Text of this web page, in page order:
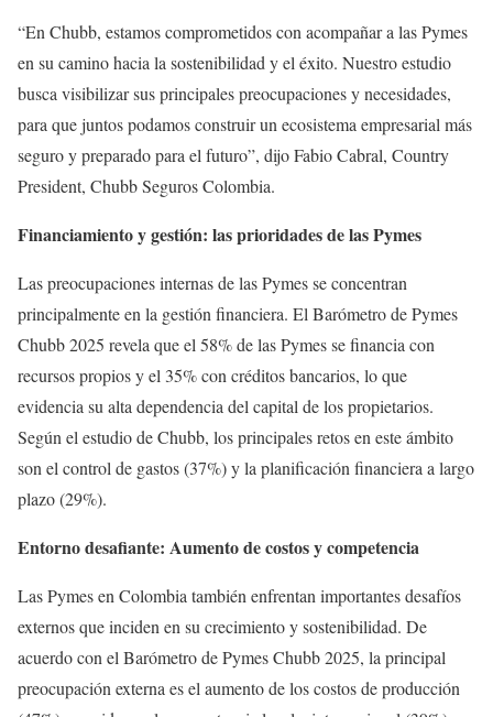
“En Chubb, estamos comprometidos con acompañar a las Pymes
en su camino hacia la sostenibilidad y el éxito. Nuestro estudio
busca visibilizar sus principales preocupaciones y necesidades,
para que juntos podamos construir un ecosistema empresarial más
seguro y preparado para el futuro”, dijo Fabio Cabral, Country
President, Chubb Seguros Colombia.
Financiamiento y gestión: las prioridades de las Pymes
Las preocupaciones internas de las Pymes se concentran
principalmente en la gestión financiera. El Barómetro de Pymes
Chubb 2025 revela que el 58% de las Pymes se financia con
recursos propios y el 35% con créditos bancarios, lo que
evidencia su alta dependencia del capital de los propietarios.
Según el estudio de Chubb, los principales retos en este ámbito
son el control de gastos (37%) y la planificación financiera a largo
plazo (29%).
Entorno desafiante: Aumento de costos y competencia
Las Pymes en Colombia también enfrentan importantes desafíos
externos que inciden en su crecimiento y sostenibilidad. De
acuerdo con el Barómetro de Pymes Chubb 2025, la principal
preocupación externa es el aumento de los costos de producción